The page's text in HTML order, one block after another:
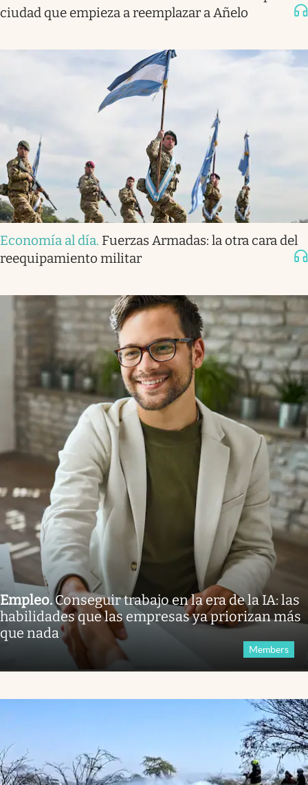
ciudad que empieza a reemplazar a Añelo
Economía al día. Fuerzas Armadas: la otra cara del
reequipamiento militar
Empleo.Conseguir trabajo en la era de la IA: las
habilidades que las empresas ya priorizan más
que nada
Members